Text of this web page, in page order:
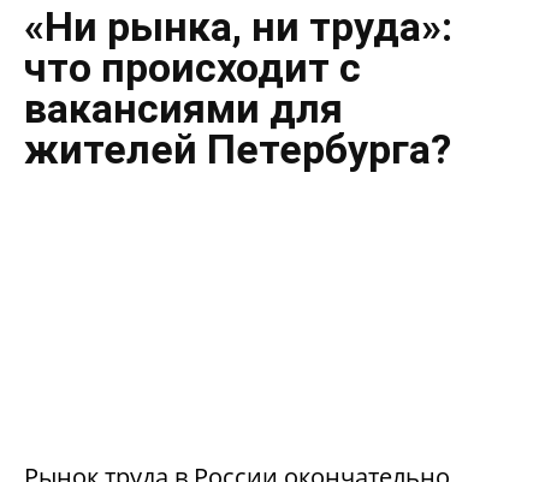
«Ни рынка, ни труда»:
что происходит с
вакансиями для
жителей Петербурга?